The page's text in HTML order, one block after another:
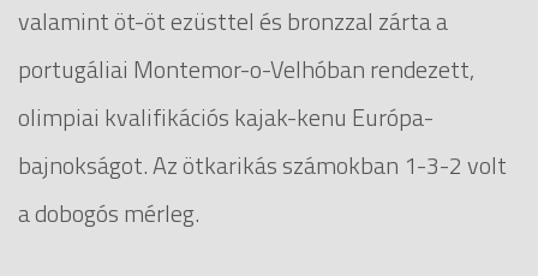
valamint öt-öt ezüsttel és bronzzal zárta a
portugáliai Montemor-o-Velhóban rendezett,
olimpiai kvalifikációs kajak-kenu Európa-
bajnokságot. Az ötkarikás számokban 1-3-2 volt
a dobogós mérleg.